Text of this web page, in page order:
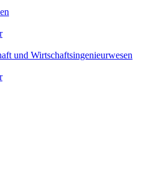
und Wirtschaftsingenieurwesen